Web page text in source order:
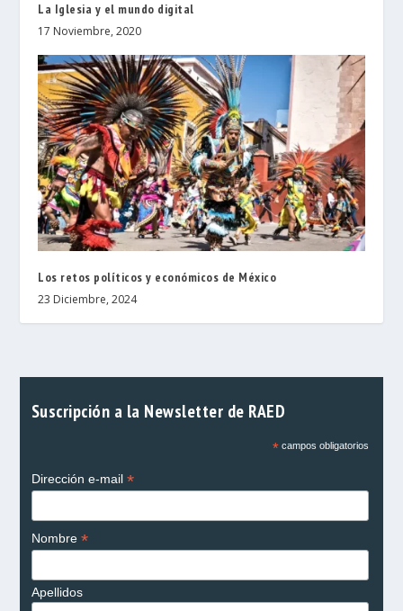
La Iglesia y el mundo digital
17 Noviembre, 2020
Los retos políticos y económicos de México
23 Diciembre, 2024
Suscripción a la Newsletter de RAED
*campos obligatorios
Dirección e-mail *
Nombre *
Apellidos